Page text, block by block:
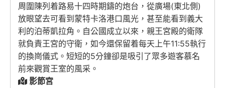
周圍陳列着路易十四時期鑄的炮台，從廣場(東北側)
放眼望去可看到蒙特卡洛港口風光，甚至能看到義大
利的泊蒂凱拉角。自公國成立以來，親王宮殿的衛隊
就負責王宮的守衛，如今還保留着每天上午11:55執行
的換崗儀式。短短的5分鐘卻是吸引了眾多遊客慕名
前來觀賞王室的風采。
影節宮